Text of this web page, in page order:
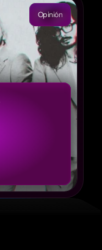
Opinión